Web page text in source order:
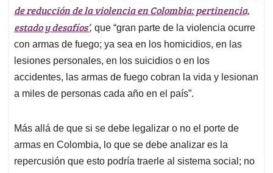
de reducción de la violencia en Colombia: pertinencia,
estado y desafíos’, que “gran parte de la violencia ocurre
con armas de fuego; ya sea en los homicidios, en las
lesiones personales, en los suicidios o en los
accidentes, las armas de fuego cobran la vida y lesionan
a miles de personas cada año en el país”.
Más allá de que si se debe legalizar o no el porte de
armas en Colombia, lo que se debe analizar es la
repercusión que esto podría traerle al sistema social; no